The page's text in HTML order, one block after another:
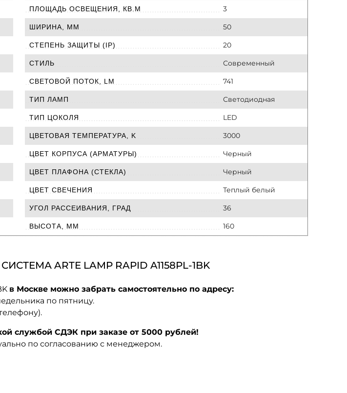
ПЛОЩАДЬ ОСВЕЩЕНИЯ, КВ.М 3
ШИРИНА, ММ 50
СТЕПЕНЬ ЗАЩИТЫ (IP) 20
СТИЛЬ Современный
СВЕТОВОЙ ПОТОК, LM 741
ТИП ЛАМП Светодиодная
ТИП ЦОКОЛЯ LED
ЦВЕТОВАЯ ТЕМПЕРАТУРА, K 3000
ЦВЕТ КОРПУСА (АРМАТУРЫ) Черный
ЦВЕТ ПЛАФОНА (СТЕКЛА) Черный
ЦВЕТ СВЕЧЕНИЯ Теплый белый
УГОЛ РАССЕИВАНИЯ, ГРАД 36
ВЫСОТА, ММ 160
ARTE LAMP RAPID A1158PL-1BK
в Москве можно забрать самостоятельно по адресу:
по пятницу.
службой СДЭК при заказе от 5000 рублей!
по согласованию с менеджером.